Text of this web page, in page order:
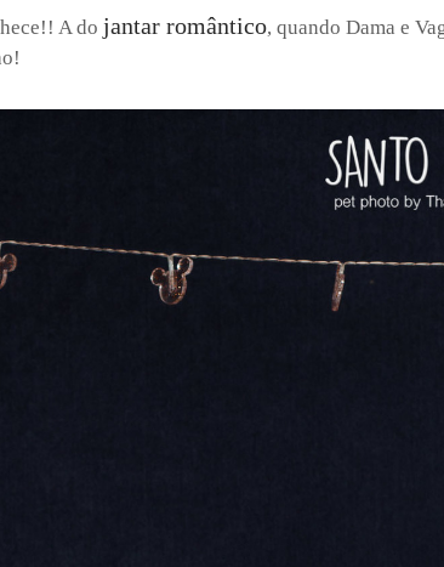
A do jantar romântico, quando Dama e